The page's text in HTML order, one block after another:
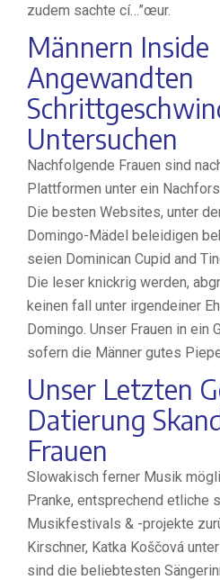
zudem sachte cí…”œur.
Männern Inside
Angewandten
Untersuchen
Nachfolgende Frauen sind
Plattformen unter ein
Die besten Websites, unter
Domingo-Mädel beleidigen
seien Dominican Cupid and
Die leser knickrig werden,
keinen fall unter irgendeiner
Domingo. Unser Frauen in ein
sofern die Männer gutes
Unser Letzten
Datierung
Frauen
Slowakisch ferner Musik
Pranke, entsprechend etliche
Musikfestivals & -projekte
Kirschner, Katka Koščová
sind die beliebtesten